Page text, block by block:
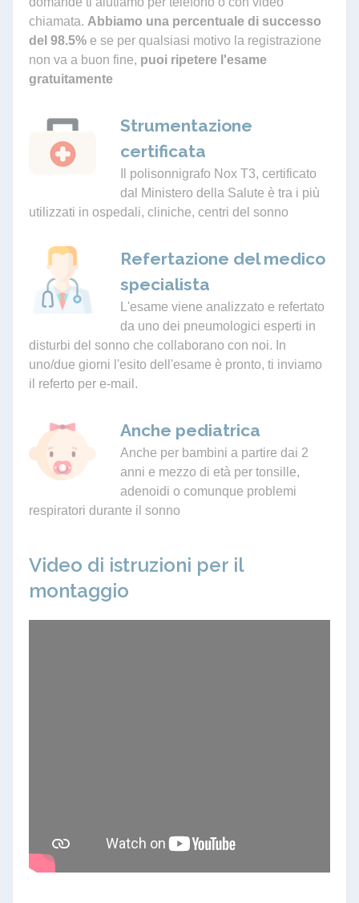
chiamata. Abbiamo una percentuale di successo
del 98.5% e se per qualsiasi motivo la registrazione
non va a buon fine, puoi ripetere l'esame
gratuitamente
Strumentazione
certificata
Il polisonnigrafo Nox T3, certificato
dal Ministero della Salute è tra i più
utilizzati in ospedali, cliniche, centri del sonno
Refertazione del medico
specialista
L'esame viene analizzato e refertato
da uno dei pneumologici esperti in
disturbi del sonno che collaborano con noi. In
uno/due giorni l'esito dell'esame è pronto, ti inviamo
il referto per e-mail.
Anche pediatrica
Anche per bambini a partire dai 2
anni e mezzo di età per tonsille,
adenoidi o comunque problemi
respiratori durante il sonno
Video di istruzioni per il
montaggio